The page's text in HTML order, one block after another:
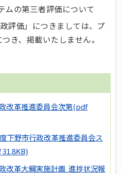
ムの第三者評価について
評価」につきましては、プ
き、掲載いたしません。
改革推進委員会次第(pdf
下野市行政改革推進委員会ス
改革大綱実施計画 進捗状況報